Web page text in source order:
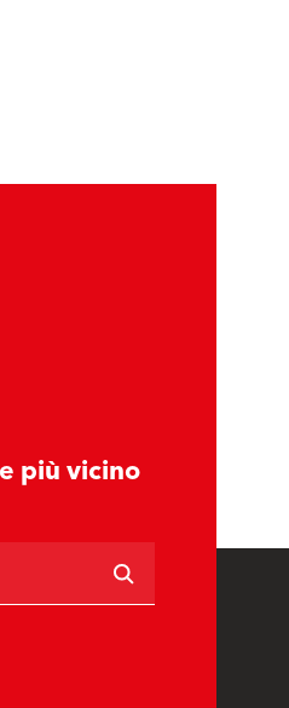
più vicino